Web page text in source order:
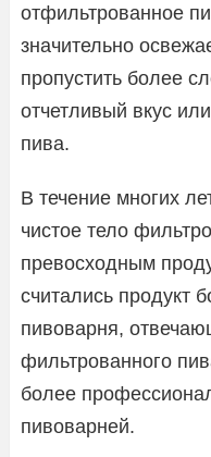
отфильтрованное
значительно
пропустить более
отчетливый вкус
пива.
В течение многих
чистое тело
превосходным
считались продукт
пивоварня,
фильтрованного
более
пивоварней.